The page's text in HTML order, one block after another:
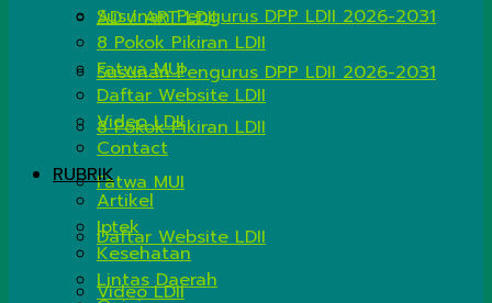
AD / ART LDII
Susunan Pengurus DPP LDII 2026-2031
8 Pokok Pikiran LDII
Fatwa MUI
Daftar Website LDII
Video LDII
Susunan Pengurus DPP LDII 2026-2031
8 Pokok Pikiran LDII
Fatwa MUI
Daftar Website LDII
Video LDII
Contact
RUBRIK
Artikel
Iptek
Kesehatan
Lintas Daerah